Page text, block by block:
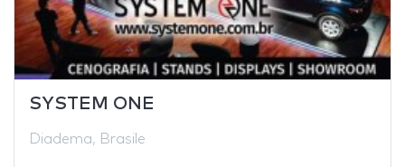
SYSTEM ONE
Diadema, Brasile